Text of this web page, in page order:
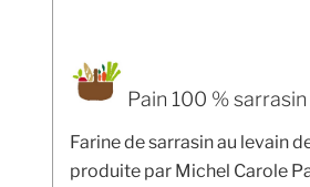
Pain 100 %
Farine de sarrasin au levain
produite par Michel Carole